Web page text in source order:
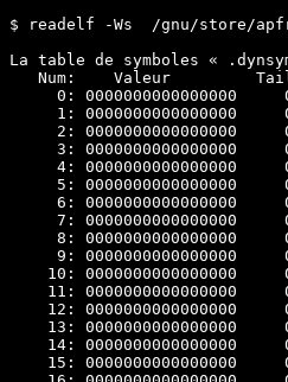
$ readelf -Ws  /gnu/store/
La table de symboles «
Num:    Valeur
0: 0000000000000000
1: 0000000000000000
2: 0000000000000000
3: 0000000000000000
4: 0000000000000000
5: 0000000000000000
6: 0000000000000000
7: 0000000000000000
8: 0000000000000000
9: 0000000000000000
10: 0000000000000000
11: 0000000000000000
12: 0000000000000000
13: 0000000000000000
14: 0000000000000000
15: 0000000000000000